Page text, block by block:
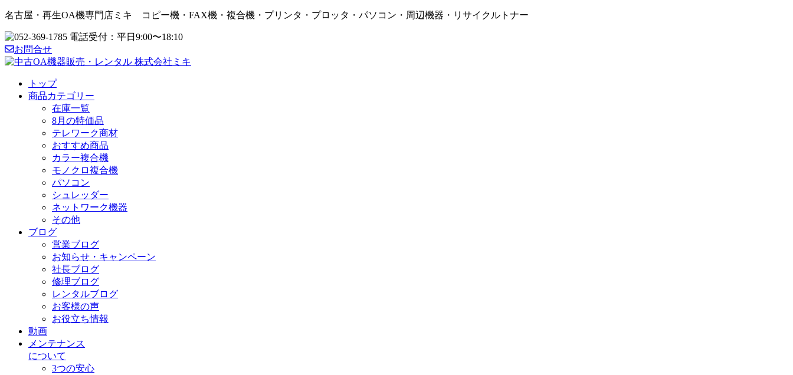
名古屋・再生OA機専門店ミキ コピー機・FAX機・複合機・プリンタ・プロッタ・パソコン・周辺機器・リサイクルトナー
お問合せ
トップ
商品カテゴリー
在庫一覧
8月の特価品
テレワーク商材
おすすめ商品
カラー複合機
モノクロ複合機
パソコン
シュレッダー
ネットワーク機器
その他
ブログ
営業ブログ
お知らせ・キャンペーン
社長ブログ
修理ブログ
レンタルブログ
お客様の声
お役立ち情報
動画
メンテナンス
について
3つの安心